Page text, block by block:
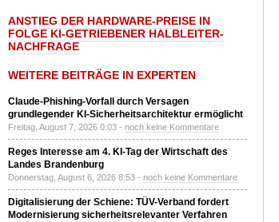
ANSTIEG DER HARDWARE-PREISE IN
FOLGE KI-GETRIEBENER HALBLEITER-
NACHFRAGE
WEITERE BEITRÄGE IN EXPERTEN
Claude-Phishing-Vorfall durch Versagen
grundlegender KI-Sicherheitsarchitektur ermöglicht
Freitag, August 7, 2026 0:03 - noch keine Kommentare
Reges Interesse am 4. KI-Tag der Wirtschaft des
Landes Brandenburg
Donnerstag, August 6, 2026 8:53 - noch keine Kommentare
Digitalisierung der Schiene: TÜV-Verband fordert
Modernisierung sicherheitsrelevanter Verfahren